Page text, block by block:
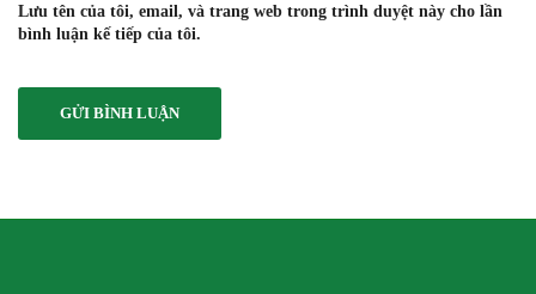
Lưu tên của tôi, email, và trang web trong trình duyệt này cho lần
bình luận kế tiếp của tôi.